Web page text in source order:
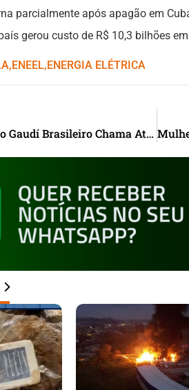
parcialmente após apagão em
gerou custo de R$ 10,3 bilhões
,ㅤENEEL,ㅤENERGIA ELÉTRICA
‘Castelinho’ Do Gaudí Brasileiro Chama Atenção Em Paraisópolis (SP)